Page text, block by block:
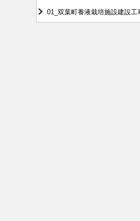
01_双葉町養液栽培施設建設工